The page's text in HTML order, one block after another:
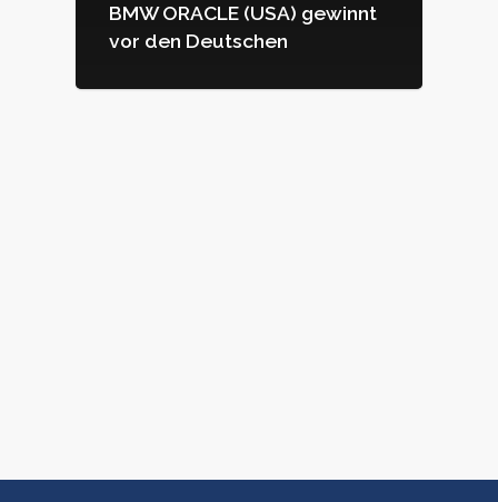
BMW ORACLE (USA) gewinnt
vor den Deutschen